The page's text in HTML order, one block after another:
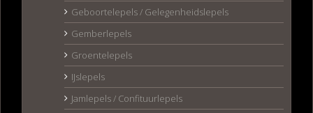
Geboortelepels / Gelegenheidslepels
Gemberlepels
Groentelepels
IJslepels
Jamlepels / Confituurlepels